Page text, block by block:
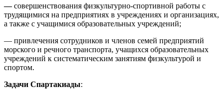
—совершенствования физкультурно-спортивной работы с
трудящимися на предприятиях в учреждениях и организациях,
а также с учащимися образовательных учреждений;
— привлечения сотрудников и членов семей предприятий
морского и речного транспорта, учащихся образовательных
учреждений к систематическим занятиям физкультурой и
спортом.
Задачи Спартакиады: